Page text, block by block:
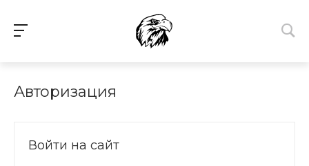
Авторизация
Войти на сайт